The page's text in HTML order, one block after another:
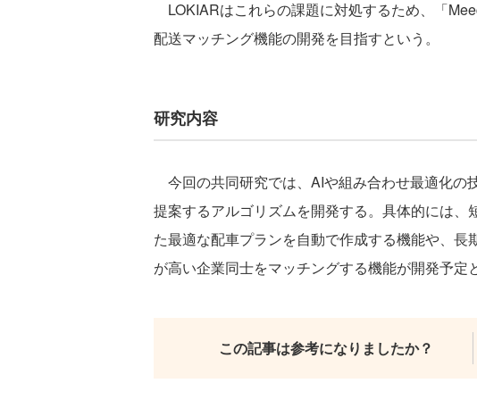
LOKIARはこれらの課題に対処するため、「
配送マッチング機能の開発を目指すという。
研究内容
今回の共同研究では、AIや組み合わせ最適化の
提案するアルゴリズムを開発する。具体的には、
た最適な配車プランを自動で作成する機能や、
が高い企業同士をマッチングする機能が開発予定
この記事は参考になりましたか？